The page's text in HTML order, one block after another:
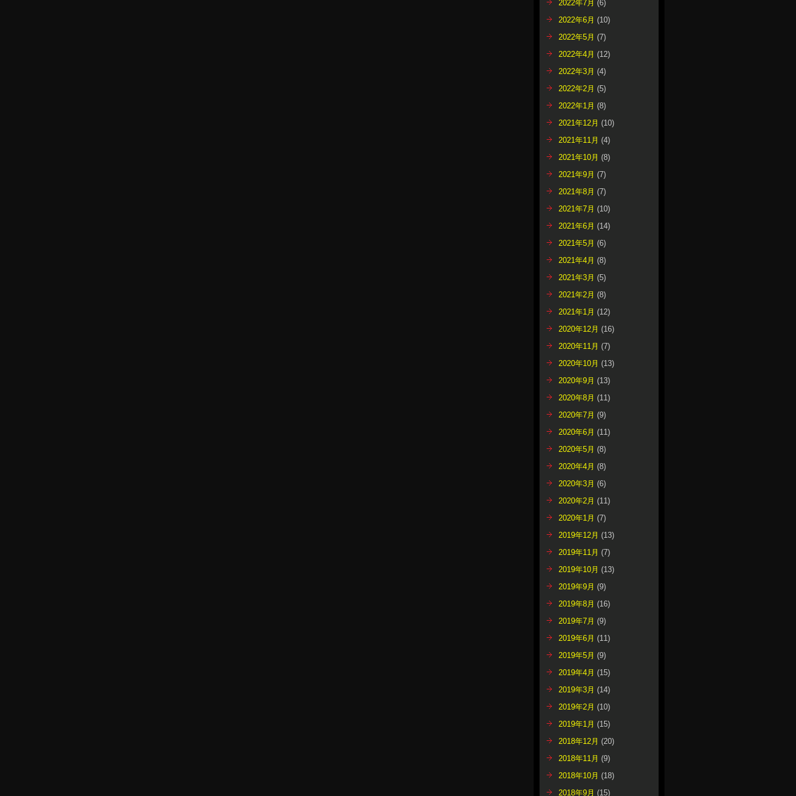
2022年7月 (6)
2022年6月 (10)
2022年5月 (7)
2022年4月 (12)
2022年3月 (4)
2022年2月 (5)
2022年1月 (8)
2021年12月 (10)
2021年11月 (4)
2021年10月 (8)
2021年9月 (7)
2021年8月 (7)
2021年7月 (10)
2021年6月 (14)
2021年5月 (6)
2021年4月 (8)
2021年3月 (5)
2021年2月 (8)
2021年1月 (12)
2020年12月 (16)
2020年11月 (7)
2020年10月 (13)
2020年9月 (13)
2020年8月 (11)
2020年7月 (9)
2020年6月 (11)
2020年5月 (8)
2020年4月 (8)
2020年3月 (6)
2020年2月 (11)
2020年1月 (7)
2019年12月 (13)
2019年11月 (7)
2019年10月 (13)
2019年9月 (9)
2019年8月 (16)
2019年7月 (9)
2019年6月 (11)
2019年5月 (9)
2019年4月 (15)
2019年3月 (14)
2019年2月 (10)
2019年1月 (15)
2018年12月 (20)
2018年11月 (9)
2018年10月 (18)
2018年9月 (15)